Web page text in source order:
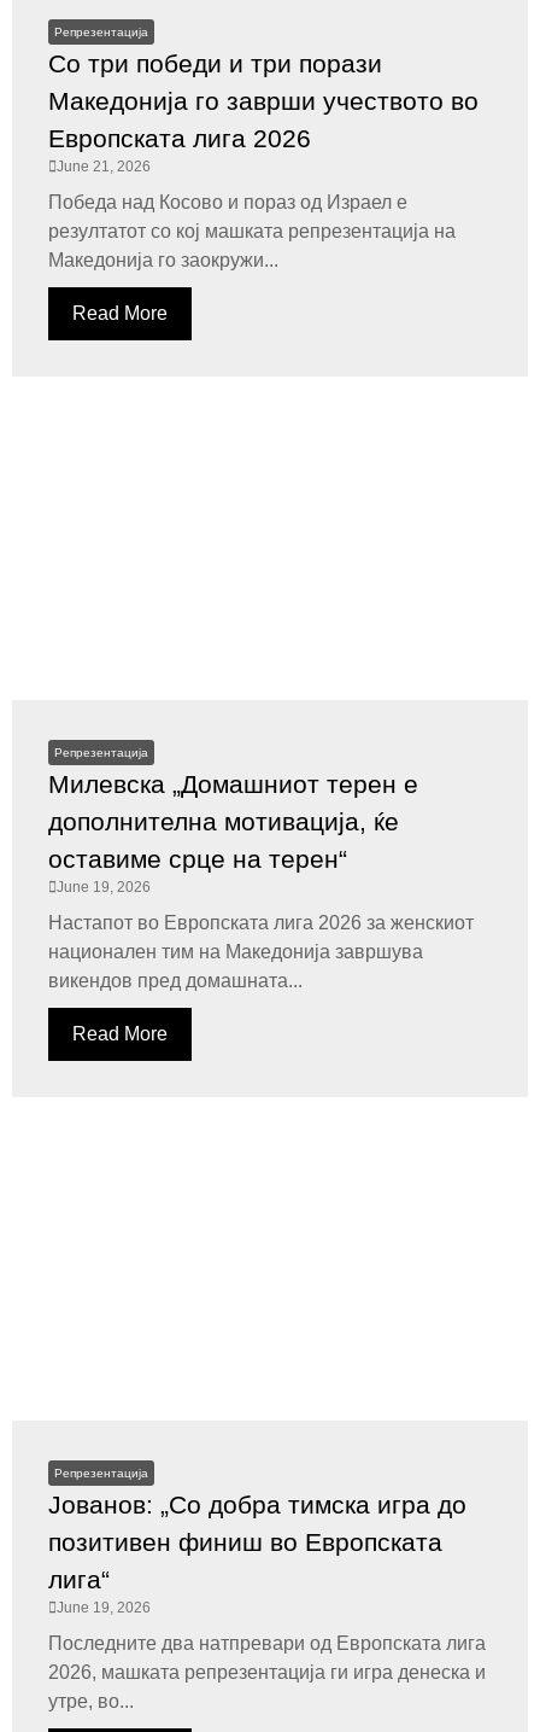
Репрезентација
Со три победи и три порази
Македонија го заврши учеството во
Европската лига 2026
June 21, 2026
Победа над Косово и пораз од Израел е
резултатот со кој машката репрезентација на
Македонија го заокружи...
Read More
Репрезентација
Милевска „Домашниот терен е
дополнителна мотивација, ќе
оставиме срце на терен“
June 19, 2026
Настапот во Европската лига 2026 за женскиот
национален тим на Македонија завршува
викендов пред домашната...
Read More
Репрезентација
Јованов: „Со добра тимска игра до
позитивен финиш во Европската
лига“
June 19, 2026
Последните два натпревари од Европската лига
2026, машката репрезентација ги игра денеска и
утре, во...